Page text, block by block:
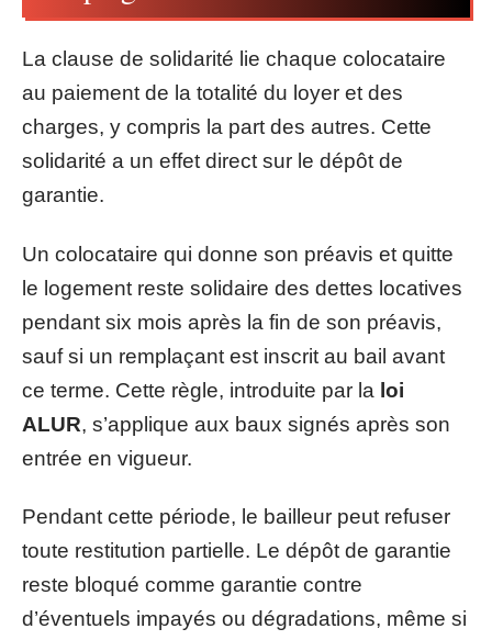
La clause de solidarité lie chaque colocataire
au paiement de la totalité du loyer et des
charges, y compris la part des autres. Cette
solidarité a un effet direct sur le dépôt de
garantie.
Un colocataire qui donne son préavis et quitte
le logement reste solidaire des dettes locatives
pendant six mois après la fin de son préavis,
sauf si un remplaçant est inscrit au bail avant
ce terme. Cette règle, introduite par la loi
ALUR, s’applique aux baux signés après son
entrée en vigueur.
Pendant cette période, le bailleur peut refuser
toute restitution partielle. Le dépôt de garantie
reste bloqué comme garantie contre
d’éventuels impayés ou dégradations, même si